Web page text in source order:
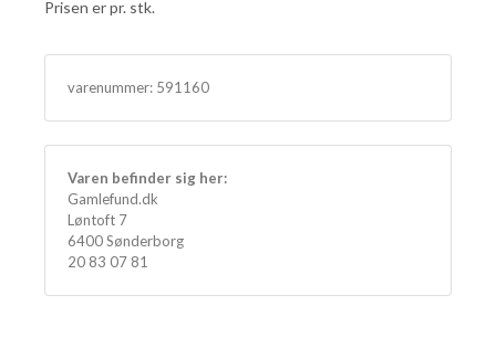
Prisen er pr. stk.
varenummer: 591160
Varen befinder sig her:
Gamlefund.dk
Løntoft 7
6400 Sønderborg
20 83 07 81